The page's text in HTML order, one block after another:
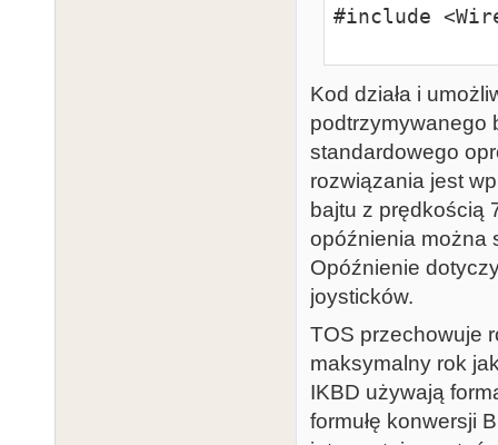
#include
#define
#define
byte cmd;
int inject =
byte date[7]
0xFC};
//
byte
void setup()
Kod działa i
podtrzymywanego
standardowego
rozwiązania jest
bajtu z prędkością
opóźnienia można
Opóźnienie
joysticków.
TOS przechowuje
maksymalny rok
IKBD używają
formułę konwersji